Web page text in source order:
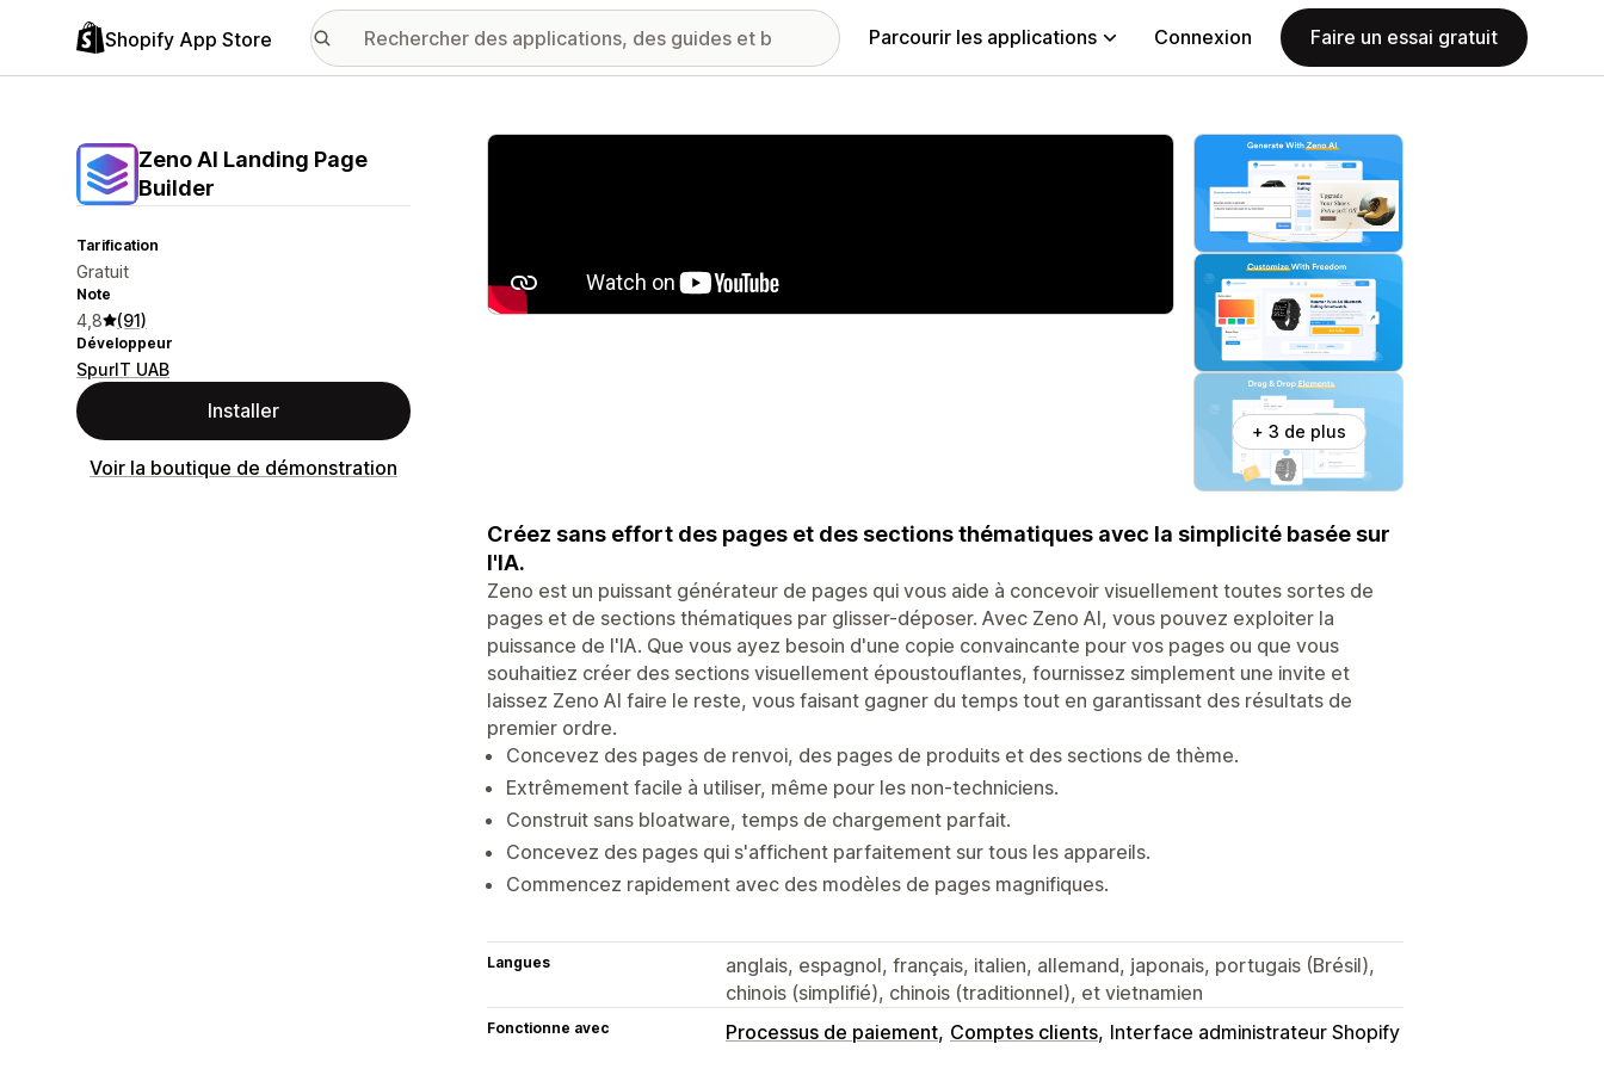
Shopify App Store Parcourir les applications Connexion Faire un essai gratuit
Zeno AI Landing Page
Builder
Tarification
Gratuit
Note
4,8 (91)
Développeur
SpurIT UAB
Installer
Voir la boutique de démonstration
Galerie d’images vedette
+ 3 de plus
Créez sans effort des pages et des sections thématiques avec la simplicité basée sur
l'IA.
Zeno est un puissant générateur de pages qui vous aide à concevoir visuellement toutes sortes de
pages et de sections thématiques par glisser-déposer. Avec Zeno AI, vous pouvez exploiter la
puissance de l'IA. Que vous ayez besoin d'une copie convaincante pour vos pages ou que vous
souhaitiez créer des sections visuellement époustouflantes, fournissez simplement une invite et
laissez Zeno AI faire le reste, vous faisant gagner du temps tout en garantissant des résultats de
premier ordre.
Concevez des pages de renvoi, des pages de produits et des sections de thème.
Extrêmement facile à utiliser, même pour les non-techniciens.
Construit sans bloatware, temps de chargement parfait.
Concevez des pages qui s'affichent parfaitement sur tous les appareils.
Commencez rapidement avec des modèles de pages magnifiques.
Langues
anglais, espagnol, français, italien, allemand, japonais, portugais (Brésil),
chinois (simplifié), chinois (traditionnel), et vietnamien
Fonctionne avec Processus de paiement Comptes clients Interface administrateur Shopify